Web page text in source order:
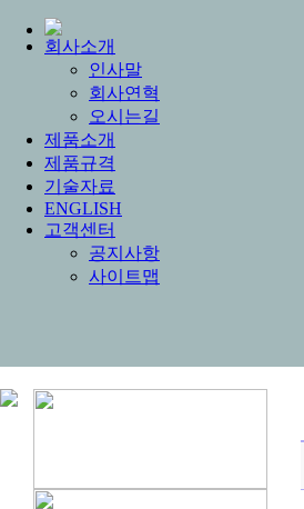
회사소개
인사말
회사연혁
오시는길
제품소개
제품규격
기술자료
ENGLISH
고객센터
공지사항
사이트맵